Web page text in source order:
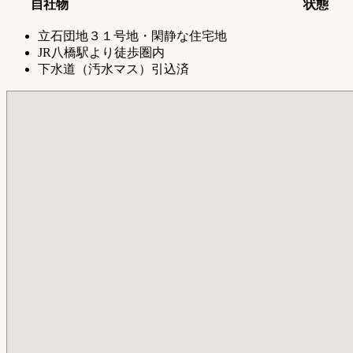
自社物 状態
立石団地３１号地・閑静な住宅地
JR八橋駅より徒歩圏内
下水道（汚水マス）引込済